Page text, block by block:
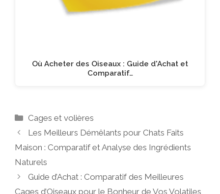
Où Acheter des Oiseaux : Guide d'Achat et
Comparatif…
Catégories
Cages et volières
Les Meilleurs Démêlants pour Chats Faits
Maison : Comparatif et Analyse des Ingrédients
Naturels
Guide d’Achat : Comparatif des Meilleures
Cages d’Oiseaux pour le Bonheur de Vos Volatiles